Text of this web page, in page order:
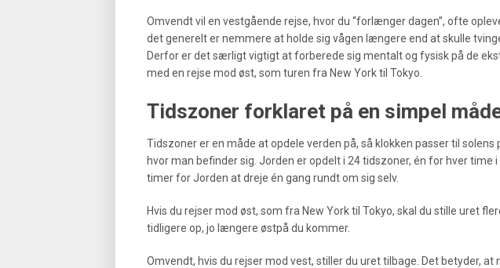
Omvendt vil en vestgående rejse, hvor du “forlænger dagen”, ofte
det generelt er nemmere at holde sig vågen længere end at skulle
Derfor er det særligt vigtigt at forberede sig mentalt og fysisk på de
med en rejse mod øst, som turen fra New York til Tokyo.
Tidszoner forklaret på en simpel
Tidszoner er en måde at opdele verden på, så klokken passer til
hvor man befinder sig. Jorden er opdelt i 24 tidszoner, én for hver time
timer for Jorden at dreje én gang rundt om sig selv.
Hvis du rejser mod øst, som fra New York til Tokyo, skal du stille uret
tidligere op, jo længere østpå du kommer.
Omvendt, hvis du rejser mod vest, stiller du uret tilbage. Det betyder, at